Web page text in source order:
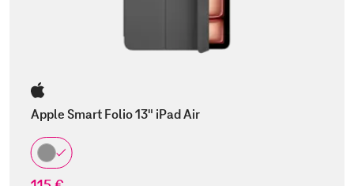
Apple Smart Folio 13" iPad Air